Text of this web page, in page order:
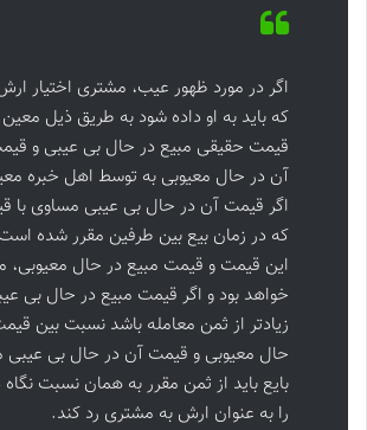
اگر در مورد ظهور عیب، مشتری اختیار
که باید به او داده شود به طریق ذیل
قیمت حقیقی مبیع در حال بی عیبی و
آن در حال معیوبی به توسط اهل خبره
اگر قیمت آن در حال بی عیبی مساوی با
که در زمان بیع بین طرفین مقرر شده
این قیمت و قیمت مبیع در حال معیوبی،
خواهد بود و اگر قیمت مبیع در حال بی
زیادتر از ثمن معامله باشد نسبت بین
حال معیوبی و قیمت آن در حال بی
بایع باید از ثمن مقرر به همان نسبت نگاه
را به عنوان ارش به مشتری رد کند.